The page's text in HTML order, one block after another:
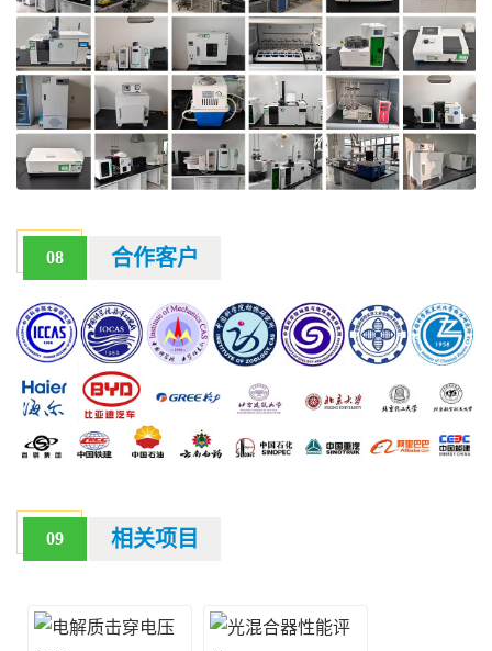
08 合作客户
09 相关项目